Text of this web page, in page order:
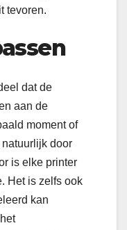
tevoren.
dat de
aan de
moment of
door
is elke printer
Het is zelfs ook
kan